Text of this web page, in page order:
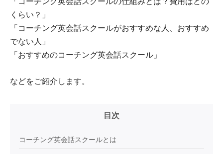
くらい？」
「コーチング英会話スクールがおすすめな人、おすすめ
でない人」
「おすすめのコーチング英会話スクール」
などをご紹介します。
目次
コーチング英会話スクールとは